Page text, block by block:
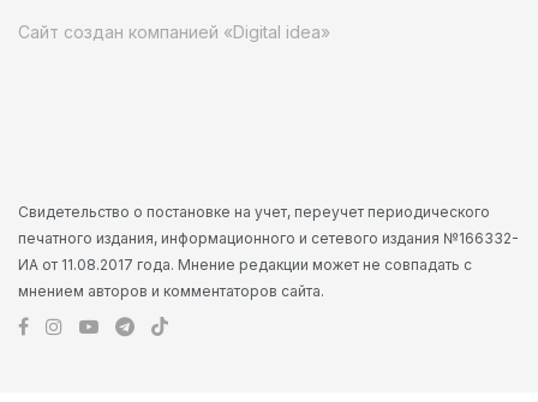
Сайт создан компанией «Digital idea»
Свидетельство о постановке на учет, переучет периодического
печатного издания, информационного и сетевого издания №166332-
ИА от 11.08.2017 года. Мнение редакции может не совпадать с
мнением авторов и комментаторов сайта.